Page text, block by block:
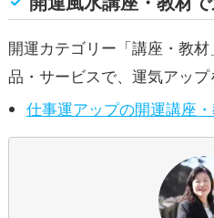
開運カテゴリー「講座・教
品・サービスで、運気アップ
仕事運アップの開運講座